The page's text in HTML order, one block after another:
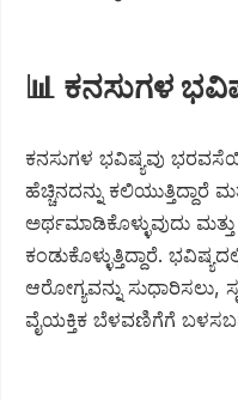
📊 ಕನಸುಗಳ
ಕನಸುಗಳ ಭವಿಷ್ಯವು
ಹೆಚ್ಚಿನದನ್ನು ಕಲಿಯುತ್ತಿದ್ದಾರೆ
ಅರ್ಥಮಾಡಿಕೊಳ್ಳುವುದು
ಕಂಡುಕೊಳ್ಳುತ್ತಿದ್ದಾರೆ.
ಆರೋಗ್ಯವನ್ನು ಸುಧಾರಿಸಲು,
ವೈಯಕ್ತಿಕ ಬೆಳವಣಿಗೆಗೆ